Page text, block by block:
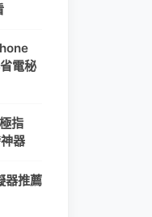
電秘
指
器
器推薦